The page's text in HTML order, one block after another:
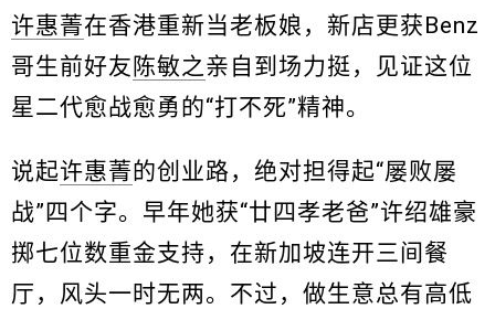
许惠菁在香港重新当老板娘，新店更获Benz
哥生前好友 陈敏之 亲自到场力挺，见证这位
星二代愈战愈勇的“打不死”精神。
说起许惠菁的创业路，绝对担得起“屡败屡
战”四个字。早年她获“廿四孝老爸”许绍雄豪
掷七位数重金支持，在新加坡连开三间餐
厅，风头一时无两。不过，做生意总有高低